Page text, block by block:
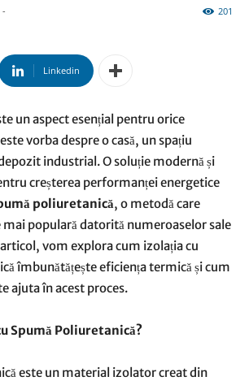
- 201
Linkedin
un aspect esențial pentru orice
vorba despre o casă, un spațiu
industrial. O soluție modernă și
creșterea performanței energetice
poliuretanică, o metodă care
mai populară datorită numeroaselor sale
vom explora cum izolația cu
îmbunătățește eficiența termică și cum
ajuta în acest proces.
Spumă Poliuretanică?
este un material izolator creat din